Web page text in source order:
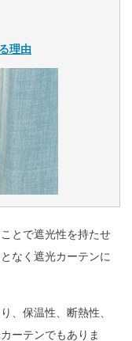
理由
とで遮光性を持たせ
なく遮光カーテンに
、保温性、断熱性、
ーテンでもありま